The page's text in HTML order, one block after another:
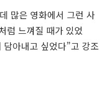
많은 영화에서 그런 사
럼 느껴질 때가 있었
아내고 싶었다”고 강조